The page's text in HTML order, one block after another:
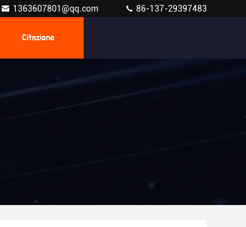
1363607801@qq.com 86-137-29397483
Citazione